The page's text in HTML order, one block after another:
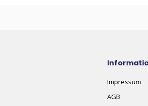
Impressum
AGB